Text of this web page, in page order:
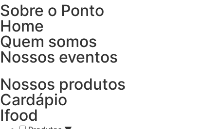
Sobre o Ponto
Home
Quem somos
Nossos eventos
Nossos produtos
Cardápio
Ifood